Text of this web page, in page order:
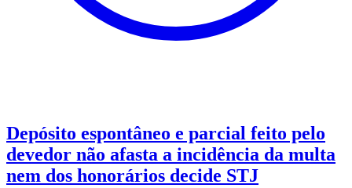
Depósito espontâneo e parcial feito pelo
devedor não afasta a incidência da multa
nem dos honorários decide STJ